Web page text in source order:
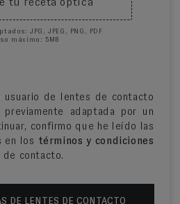
JPG, JPEG, PNG, PDF
máximo: 5MB
usuario de lentes de contacto
adaptada por un
confirmo que he leído las
en los términos y condiciones
de contacto.
S DE LENTES DE CONTACTO